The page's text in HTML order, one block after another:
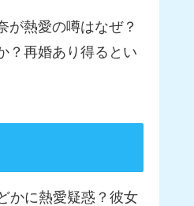
が熱愛の噂はなぜ？
？再婚あり得るとい
かに熱愛疑惑？彼女